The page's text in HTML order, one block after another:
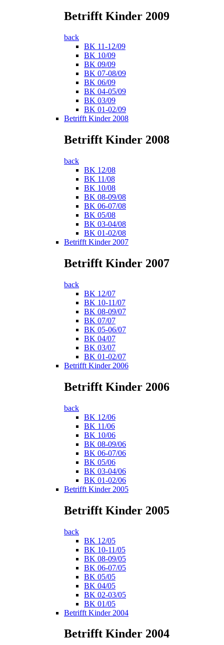
Betrifft Kinder 2009
back
BK 11-12/09
BK 10/09
BK 09/09
BK 07-08/09
BK 06/09
BK 04-05/09
BK 03/09
BK 01-02/09
Betrifft Kinder 2008
Betrifft Kinder 2008
back
BK 12/08
BK 11/08
BK 10/08
BK 08-09/08
BK 06-07/08
BK 05/08
BK 03-04/08
BK 01-02/08
Betrifft Kinder 2007
Betrifft Kinder 2007
back
BK 12/07
BK 10-11/07
BK 08-09/07
BK 07/07
BK 05-06/07
BK 04/07
BK 03/07
BK 01-02/07
Betrifft Kinder 2006
Betrifft Kinder 2006
back
BK 12/06
BK 11/06
BK 10/06
BK 08-09/06
BK 06-07/06
BK 05/06
BK 03-04/06
BK 01-02/06
Betrifft Kinder 2005
Betrifft Kinder 2005
back
BK 12/05
BK 10-11/05
BK 08-09/05
BK 06-07/05
BK 05/05
BK 04/05
BK 02-03/05
BK 01/05
Betrifft Kinder 2004
Betrifft Kinder 2004